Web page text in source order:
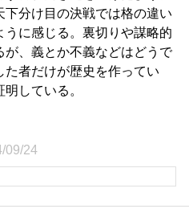
下分け目の決戦では格の違い
うに感じる。裏切りや謀略的
が、義とか不義などはどうで
た者だけが歴史を作ってい
している。
09/24